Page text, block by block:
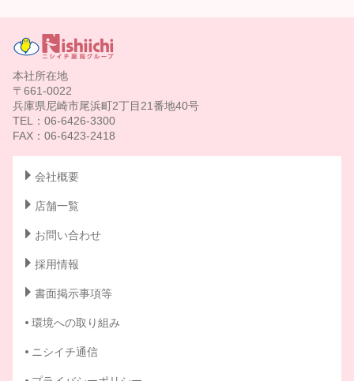
本社所在地
〒661-0022
兵庫県尼崎市尾浜町2丁目21番地40号
TEL：06-6426-3300
FAX：06-6423-2418
会社概要
店舗一覧
お問い合わせ
採用情報
書面掲示事項等
環境への取り組み
ニシイチ通信